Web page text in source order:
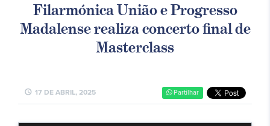
Filarmónica União e Progresso
Madalense realiza concerto final de
Masterclass
schedule 17 DE ABRIL, 2025 Partilhar